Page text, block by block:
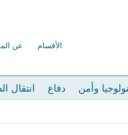
الأقسام عن
وأمن دفاع انتقال